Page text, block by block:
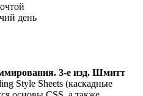
день
3-е изд. Шмитт
Style Sheets (каскадные